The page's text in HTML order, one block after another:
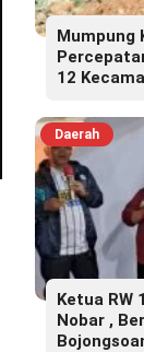
Mumpung
12
Daerah
Ketua RW
Nobar ,